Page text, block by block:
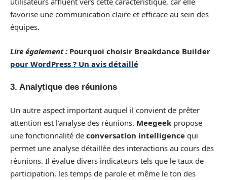
favorise une communication claire et efficace au sein des
équipes.
Lire également : Pourquoi choisir Breakdance Builder
pour WordPress ? Un avis détaillé
3. Analytique des réunions
Un autre aspect important auquel il convient de prêter
attention est l’analyse des réunions. Meegeek propose
une fonctionnalité de conversation intelligence qui
permet une analyse détaillée des interactions au cours des
réunions. Il évalue divers indicateurs tels que le taux de
participation, les temps de parole et même le ton des